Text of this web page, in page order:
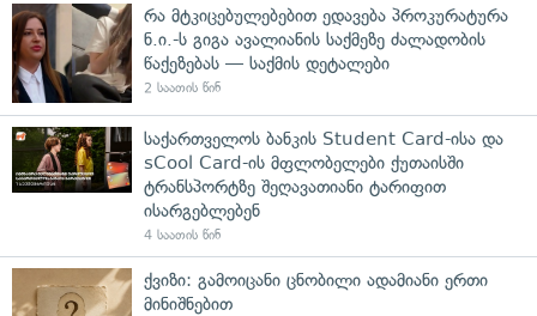
რა მტკიცებულებებით ედავება პროკურატურა
ნ.ი.-ს გიგა ავალიანის საქმეზე ძალადობის
წაქეზებას — საქმის დეტალები
2 საათის წინ
საქართველოს ბანკის Student Card-ისა და
sCool Card-ის მფლობელები ქუთაისში
ტრანსპორტზე შეღავათიანი ტარიფით
ისარგებლებენ
4 საათის წინ
ქვიზი: გამოიცანი ცნობილი ადამიანი ერთი
მინიშნებით